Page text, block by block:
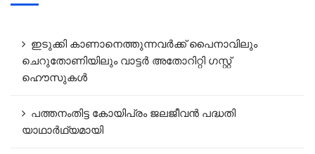
ഇടുക്കി കാണാനെത്തുന്നവർക്ക് പൈനാവിലും
ചെറുതോണിയിലും വാട്ടർ അതോറിറ്റി ഗസ്റ്റ്
ഹൌസുകൾ
പത്തനംതിട്ട കോയിപ്രം ജലജീവൻ പദ്ധതി
യാഥാർഥ്യമായി